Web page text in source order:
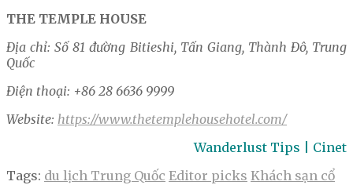
THE TEMPLE HOUSE
Địa chỉ: Số 81 đường Bitieshi, Tấn Giang, Thành Đô, Trung
Quốc
Điện thoại: +86 28 6636 9999
Website: https://www.thetemplehousehotel.com/
Wanderlust Tips | Cinet
Tags: du lịch Trung Quốc Editor picks Khách sạn cổ